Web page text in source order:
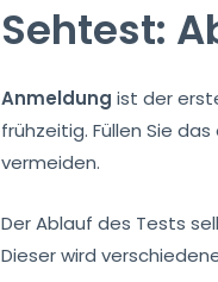
Sehtest:
Anmeldung ist der
frühzeitig. Füllen Sie
vermeiden.
Der Ablauf des Tests
Dieser wird